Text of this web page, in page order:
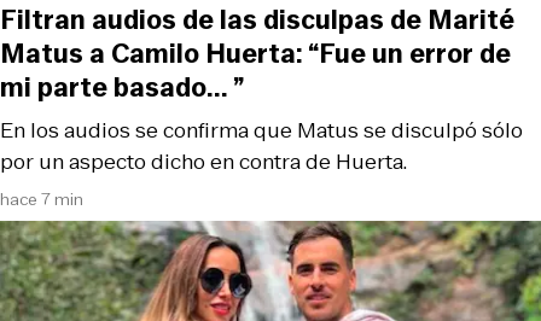
hace 7 min
En los audios se confirma que Matus se disculpó sólo
por un aspecto dicho en contra de Huerta.
Filtran audios de las disculpas de Marité
Matus a Camilo Huerta: “Fue un error de
mi parte basado... ”